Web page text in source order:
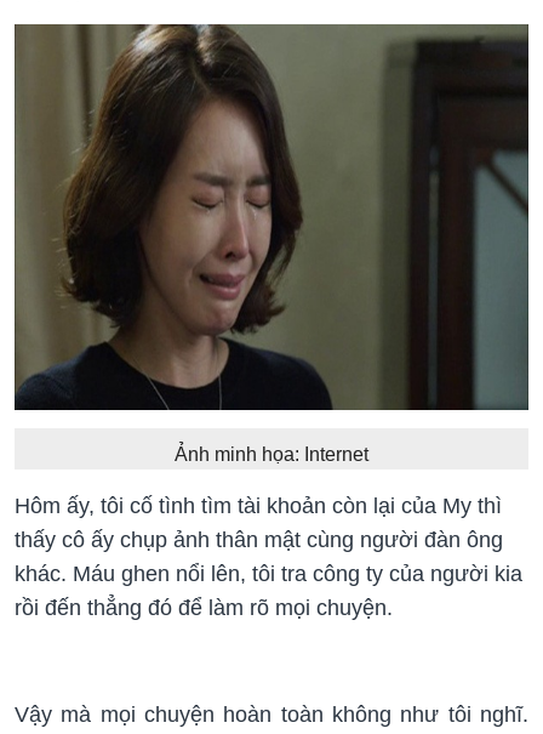
Ảnh minh họa: Internet
Hôm ấy, tôi cố tình tìm tài khoản còn lại của My thì
thấy cô ấy chụp ảnh thân mật cùng người đàn ông
khác. Máu ghen nổi lên, tôi tra công ty của người kia
rồi đến thẳng đó để làm rõ mọi chuyện.
Vậy mà mọi chuyện hoàn toàn không như tôi nghĩ.